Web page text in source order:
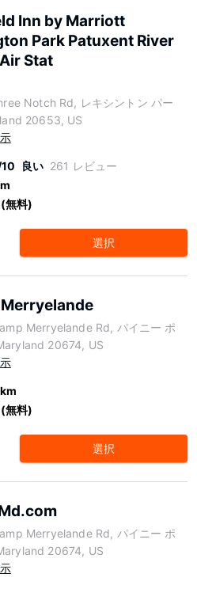
Inn by Marriott
Park Patuxent River
Stat
Notch Rd, レキシントン パー
20653, US
良い 261 レビュー
無料)
選択
Merryelande Rd, パイニー ポ
20674, US
無料)
選択
Merryelande Rd, パイニー ポ
20674, US